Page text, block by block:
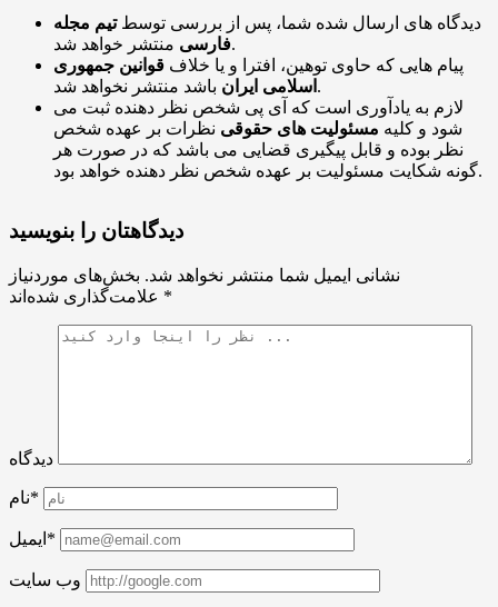
دیدگاه های ارسال شده شما، پس از بررسی توسطتیم مجله
فارسیمنتشر خواهد شد.
پیام هایی که حاوی توهین، افترا و یا خلاف قوانین جمهوری
اسلامی ایران باشد منتشر نخواهد شد.
لازم به یادآوری است که آی پی شخص نظر دهنده ثبت می
شود و کلیه مسئولیت های حقوقی نظرات بر عهده شخص
نظر بوده و قابل پیگیری قضایی می باشد که در صورت هر
گونه شکایت مسئولیت بر عهده شخص نظر دهنده خواهد بود.
دیدگاهتان را بنویسید
نشانی ایمیل شما منتشر نخواهد شد. بخش‌های موردنیاز
*
دیدگاه
نام*
ایمیل*
وب سایت